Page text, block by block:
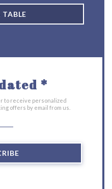
*
to receive personalized
offers by email from us.